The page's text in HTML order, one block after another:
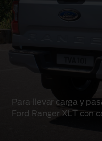
Para llevar carga y
Ford Ranger XLT con